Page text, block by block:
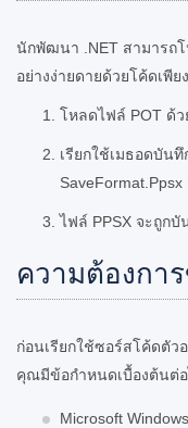
นักพัฒนา .NET สามารถโ
อย่างง่ายดายด้วยโค้ดเพีย
โหลดไฟล์ POT ด้
เรียกใช้เมธอดบัน
ไฟล์ PPSX จะถูก
ความต้องกา
ก่อนเรียกใช้ซอร์สโค้ดตัว
คุณมีข้อกำหนดเบื้องต้นต่
Microsoft